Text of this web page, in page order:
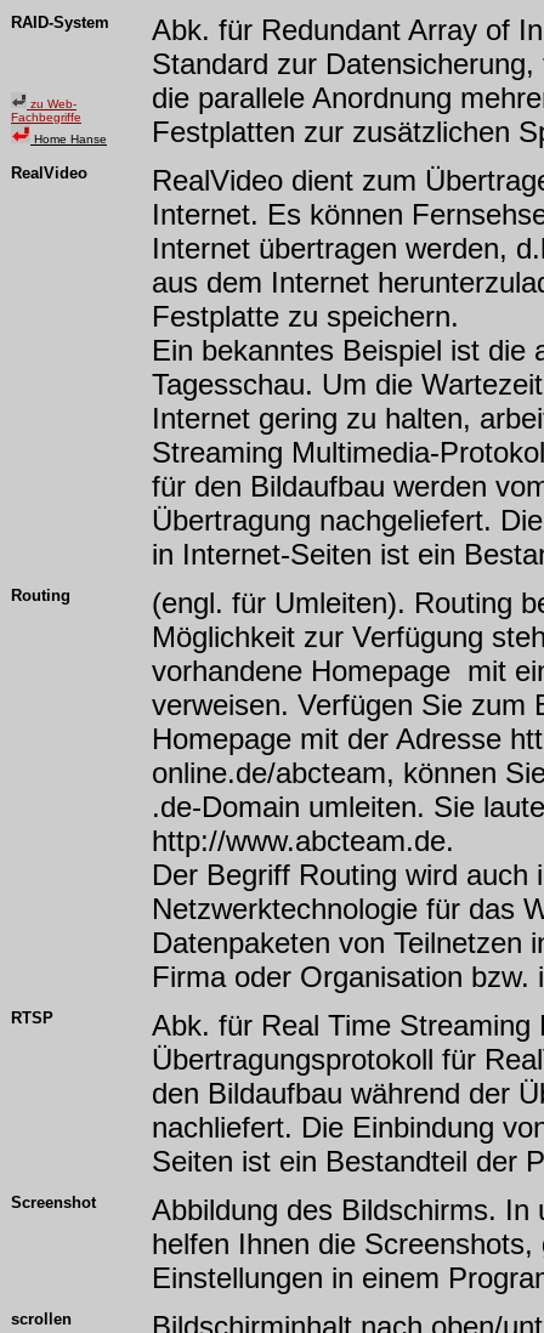
RAID-System
zu Web-
Fachbegriffe
Home Hanse
Abk. für Redundant Array of
Standard zur
die parallele Anordnung
Festplatten zur zusätzlichen
RealVideo
RealVideo dient zum
Internet. Es können
Internet übertragen werden,
aus dem Internet
Festplatte zu speichern.
Ein bekanntes Beispiel ist die
Tagesschau. Um die
Internet gering zu halten,
Streaming Multimedia-
für den Bildaufbau werden
Übertragung nachgeliefert.
in Internet-Seiten ist ein
Routing
(engl. für Umleiten). Routing
Möglichkeit zur Verfügung
vorhandene Homepage mit
verweisen. Verfügen Sie zum
Homepage mit der Adresse
online.de/abcteam, können
.de-Domain umleiten. Sie
http://www.abcteam.de.
Der Begriff Routing wird auch
Netzwerktechnologie für das
Datenpaketen von Teilnetzen
Firma oder Organisation
RTSP
Abk. für Real Time Streaming
Übertragungsprotokoll für
den Bildaufbau während der
nachliefert. Die Einbindung
Seiten ist ein Bestandteil der
Screenshot
Abbildung des Bildschirms. In
helfen Ihnen die
Einstellungen in einem
scrollen